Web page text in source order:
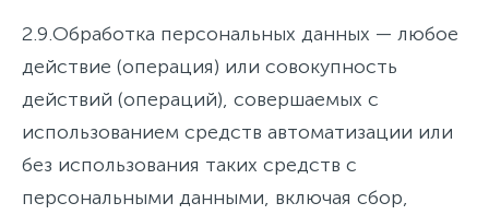
2.9.Обработка персональных данных — любое
действие (операция) или совокупность
действий (операций), совершаемых с
использованием средств автоматизации или
без использования таких средств с
персональными данными, включая сбор,